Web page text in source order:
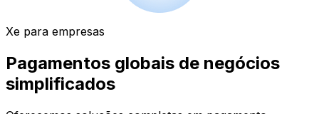
Xe para empresas
Pagamentos globais de negócios
simplificados